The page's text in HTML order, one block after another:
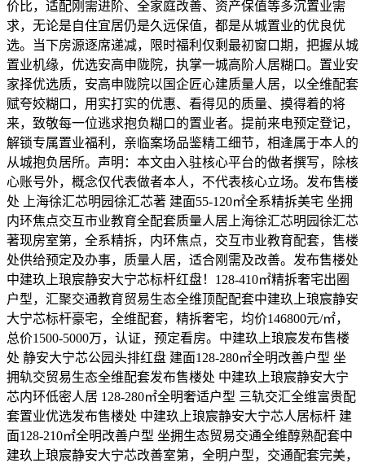
价比，适配刚需进阶、全家庭改善、资产保值等多沉置业需
求，无论是自住宜居仍是久远保值，都是从城置业的优良优
选。当下房源逐席递减，限时福利仅剩最初窗口期，把握从城
置业机缘，优选安高申陇院，执掌一城高阶人居糊口。置业安
家择优选质，安高申陇院以国企匠心建质量人居，以全维配套
赋夸姣糊口，用实打实的优惠、看得见的质量、摸得着的将
来，致敬每一位逃求抱负糊口的置业者。提前来电预定登记，
解锁专属置业福利，亲临案场品鉴精工细节，相逢属于本人的
从城抱负居所。声明：本文由入驻核心平台的做者撰写，除核
心账号外，概念仅代表做者本人，不代表核心立场。发布售楼
处 上海徐汇芯明园徐汇芯著 建面55-120㎡全系精拆美宅 坐拥
内环焦点交互市业教育全配套质量人居上海徐汇芯明园徐汇芯
著现房室第，全系精拆，内环焦点，交互市业教育配套，售楼
处供给预定及办事，质量人居，适合刚需及改善。发布售楼处
中建玖上琅宸静安大宁芯标杆红盘！128-410㎡精拆奢宅出圈
户型，汇聚交通教育贸易生态全维顶配配套中建玖上琅宸静安
大宁芯标杆豪宅，全维配套，精拆奢宅，均价146800元/㎡，
总价1500-5000万，认证，预定看房。中建玖上琅宸发布售楼
处 静安大宁芯公园头排红盘 建面128-280㎡全明改善户型 坐
拥轨交贸易生态全维配套发布售楼处 中建玖上琅宸静安大宁
芯内环低密人居 128-280㎡全明奢适户型 三轨交汇全维富贵配
套置业优选发布售楼处 中建玖上琅宸静安大宁芯人居标杆 建
面128-210㎡全明改善户型 坐拥生态贸易交通全维醇熟配套中
建玖上琅宸静安大宁芯改善室第，全明户型，交通配套完美，